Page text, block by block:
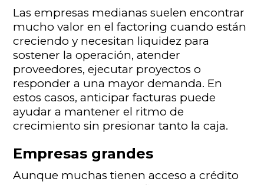
Las empresas medianas suelen encontrar
mucho valor en el factoring cuando están
creciendo y necesitan liquidez para
sostener la operación, atender
proveedores, ejecutar proyectos o
responder a una mayor demanda. En
estos casos, anticipar facturas puede
ayudar a mantener el ritmo de
crecimiento sin presionar tanto la caja.
Empresas grandes
Aunque muchas tienen acceso a crédito